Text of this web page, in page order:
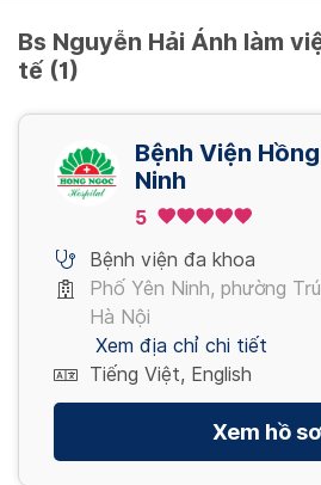
Nội soi tiêu hóa NBI (đã
4,080,000 VND/ Gói
Nội soi tiêu hóa NBI mê (đã
5,280,000 VND/ Gói
Bs Nguyễn Hải Ánh làm
tế (1)
Bệnh Viện
Ninh
5
Bệnh viện đa khoa
Phố Yên Ninh, phường
Hà Nội
Xem địa chỉ chi tiết
Tiếng Việt, English
Xem hồ sơ